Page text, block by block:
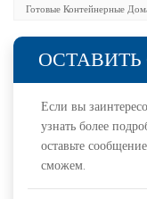
Готовые Контейнерные
Если вы
узнать более
оставьте
сможем.